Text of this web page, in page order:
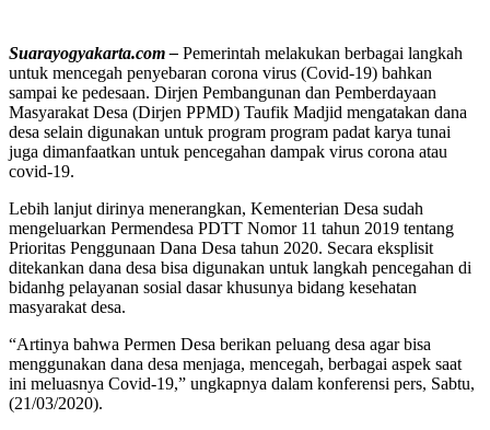
Suarayogyakarta.com – Pemerintah melakukan berbagai langkah
untuk mencegah penyebaran corona virus (Covid-19) bahkan
sampai ke pedesaan. Dirjen Pembangunan dan Pemberdayaan
Masyarakat Desa (Dirjen PPMD) Taufik Madjid mengatakan dana
desa selain digunakan untuk program program padat karya tunai
juga dimanfaatkan untuk pencegahan dampak virus corona atau
covid-19.
Lebih lanjut dirinya menerangkan, Kementerian Desa sudah
mengeluarkan Permendesa PDTT Nomor 11 tahun 2019 tentang
Prioritas Penggunaan Dana Desa tahun 2020. Secara eksplisit
ditekankan dana desa bisa digunakan untuk langkah pencegahan di
bidanhg pelayanan sosial dasar khusunya bidang kesehatan
masyarakat desa.
“Artinya bahwa Permen Desa berikan peluang desa agar bisa
menggunakan dana desa menjaga, mencegah, berbagai aspek saat
ini meluasnya Covid-19,” ungkapnya dalam konferensi pers, Sabtu,
(21/03/2020).